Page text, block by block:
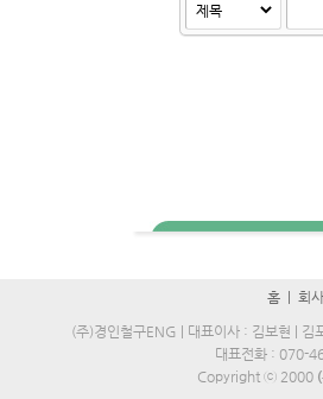
홈 |회
(주)경인철구ENG | 대표이사 : 김보현 |
대표전화 : 070-
Copyright ⓒ 2000